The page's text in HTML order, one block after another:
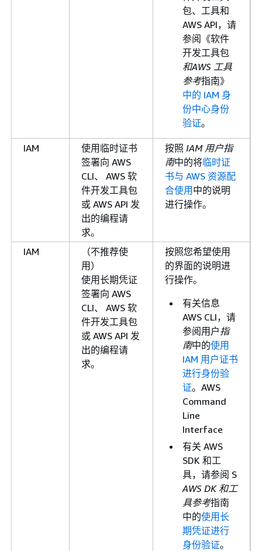
包、工具和
AWS API，请
参阅《软件
开发工具包
和AWS 工具
参考指南》
中的 IAM 身
份中心身份
验证。
IAM
使用临时证书
签署向 AWS
CLI、 AWS 软
件开发工具包
或 AWS API 发
出的编程请
求。
按照 IAM 用户指
南中的将临时证
书与 AWS 资源配
合使用中的说明
进行操作。
IAM
（不推荐使
用）
使用长期凭证
签署向 AWS
CLI、 AWS 软
件开发工具包
或 AWS API 发
出的编程请
求。
按照您希望使用
的界面的说明进
行操作。
有关信息
AWS CLI，请
参阅用户指
南中的使用
IAM 用户证书
进行身份验
证。AWS
Command
Line
Interface
有关 AWS
SDK 和工
具，请参阅 S
AWS DK 和工
具参考指南
中的使用长
期凭证进行
身份验证。